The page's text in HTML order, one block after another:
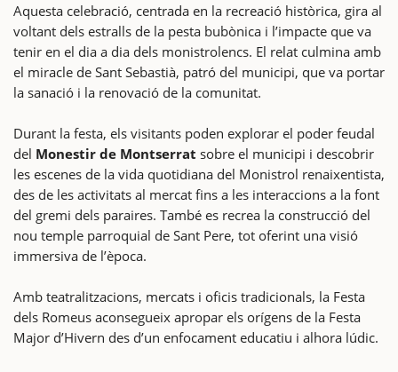
Aquesta celebració, centrada en la recreació històrica, gira al
voltant dels estralls de la pesta bubònica i l’impacte que va
tenir en el dia a dia dels monistrolencs. El relat culmina amb
el miracle de Sant Sebastià, patró del municipi, que va portar
la sanació i la renovació de la comunitat.
Durant la festa, els visitants poden explorar el poder feudal
del Monestir de Montserrat sobre el municipi i descobrir
les escenes de la vida quotidiana del Monistrol renaixentista,
des de les activitats al mercat fins a les interaccions a la font
del gremi dels paraires. També es recrea la construcció del
nou temple parroquial de Sant Pere, tot oferint una visió
immersiva de l’època.
Amb teatralitzacions, mercats i oficis tradicionals, la Festa
dels Romeus aconsegueix apropar els orígens de la Festa
Major d’Hivern des d’un enfocament educatiu i alhora lúdic.